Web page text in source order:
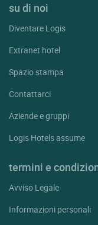
su di noi
Diventare Logis
Extranet hotel
Spazio stampa
Contattarci
Aziende e gruppi
Logis Hotels assume
termini e
Avviso Legale
Informazioni personali